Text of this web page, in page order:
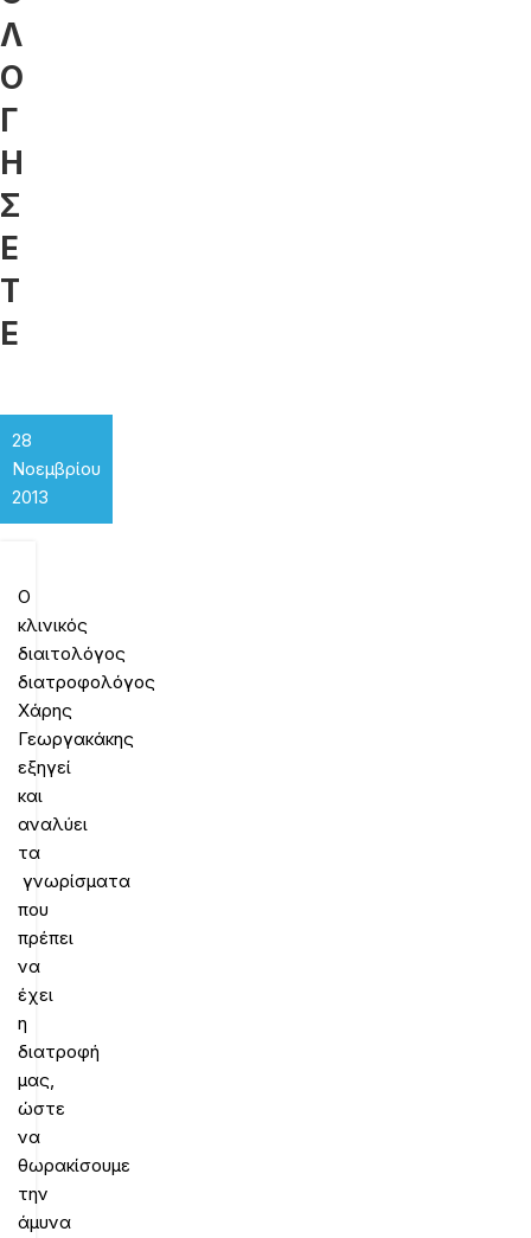
Λ
Ο
Γ
Η
Σ
Ε
Τ
Ε
28
Νοεμβρίου
2013
Ο
κλινικός
διαιτολόγος
διατροφολόγος
Χάρης
Γεωργακάκης
εξηγεί
και
αναλύει
τα
γνωρίσματα
που
πρέπει
να
έχει
η
διατροφή
μας,
ώστε
να
θωρακίσουμε
την
άμυνα